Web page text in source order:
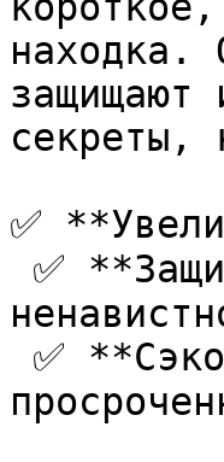
находка.
защищают
секреты,
✅